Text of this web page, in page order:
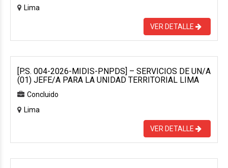
Lima
VER DETALLE
[P.S. 004-2026-MIDIS-PNPDS] – SERVICIOS DE UN/A
(01) JEFE/A PARA LA UNIDAD TERRITORIAL LIMA
Concluido
Lima
VER DETALLE